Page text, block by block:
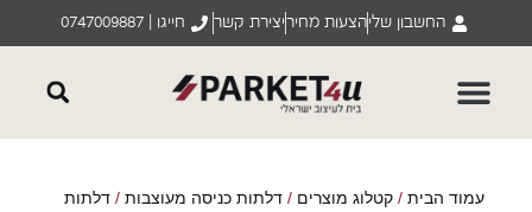
החשבון שליהצעות מחיריצירת קשר חייגו | 0747009887
עמוד הבית/קטלוג מוצרים/דלתות כניסה מעוצבות/דלתות